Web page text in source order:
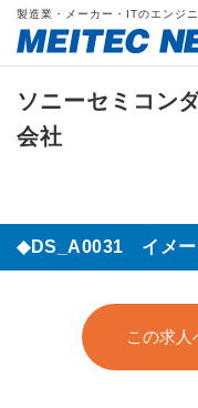
製造業・メーカー・ITのエンジ
ソニーセミコン
会社
◆DS_A0031 イメー
この求